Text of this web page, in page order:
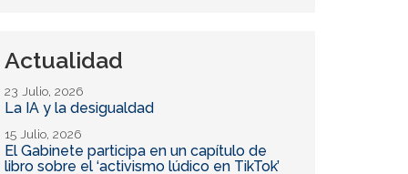
Actualidad
23 Julio, 2026
La IA y la desigualdad
15 Julio, 2026
El Gabinete participa en un capítulo de
libro sobre el ‘activismo lúdico en TikTok’